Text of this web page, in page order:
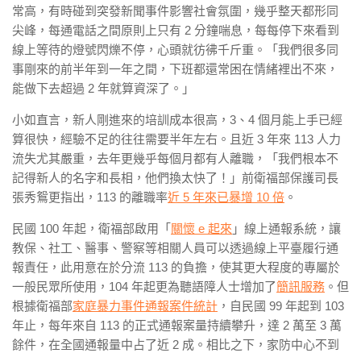
常高，有時碰到突發新聞事件影響社會氛圍，幾乎整天都形同
尖峰，每通電話之間原則上只有 2 分鐘喘息，每每停下來看到
線上等待的燈號閃爍不停，心頭就彷彿千斤重。「我們很多同
事剛來的前半年到一年之間，下班都還常困在情緒裡出不來，
能做下去超過 2 年就算資深了。」
小如直言，新人剛進來的培訓成本很高，3、4 個月能上手已經
算很快，經驗不足的往往需要半年左右。且近 3 年來 113 人力
流失尤其嚴重，去年更幾乎每個月都有人離職，「我們根本不
記得新人的名字和長相，他們換太快了！」前衛福部保護司長
張秀鴛更指出，113 的離職率近 5 年來已暴增 10 倍 。
民國 100 年起，衛福部啟用「 關懷 e 起來 」線上通報系統，讓
教保、社工、醫事、警察等相關人員可以透過線上平臺履行通
報責任，此用意在於分流 113 的負擔，使其更大程度的專屬於
一般民眾所使用， 104 年起更為聽語障人士增加了簡訊服務 。但
根據衛福部家庭暴力事件通報案件統計 ，自民國 99 年起到 103
年止，每年來自 113 的正式通報案量持續攀升，達 2 萬至 3 萬
餘件，在全國通報量中占了近 2 成。相比之下，家防中心不到